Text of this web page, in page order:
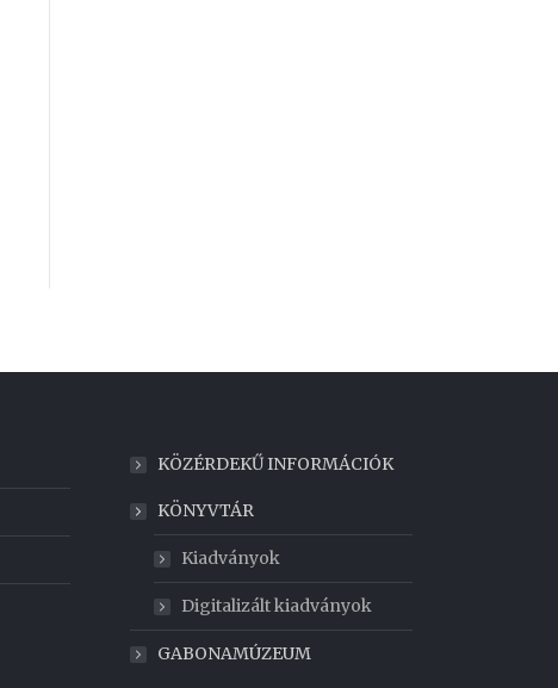
KÖZÉRDEKŰ INFORMÁCIÓK
KÖNYVTÁR
Kiadványok
Digitalizált kiadványok
GABONAMÚZEUM